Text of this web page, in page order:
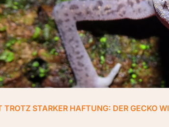
TROTZ STARKER HAFTUNG: DER GECKO